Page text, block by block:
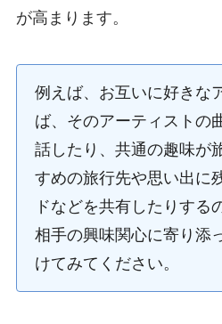
が高まります。
例えば、お互いに好きな
ば、そのアーティストの
話したり、共通の趣味が
すめの旅行先や思い出に
ドなどを共有したりする
相手の興味関心に寄り添
けてみてください。